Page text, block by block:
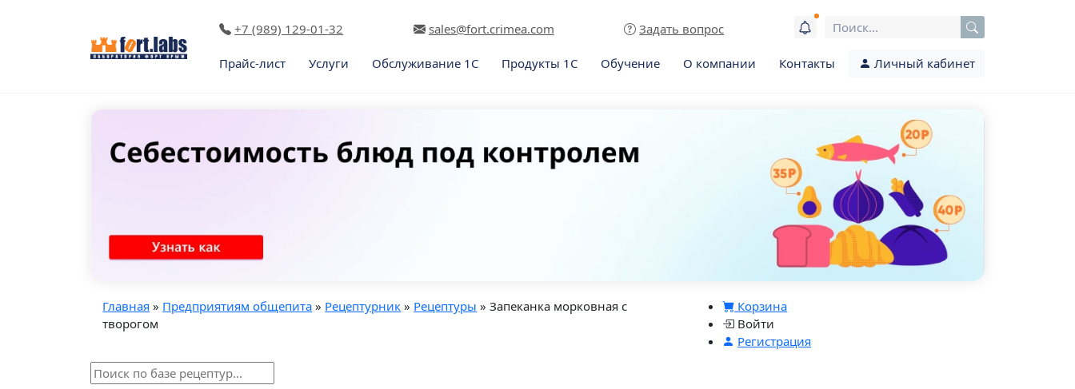
+7 (989) 129-01-32 sales@fort.crimea.com Задать вопрос
Прайс-лист Услуги Обслуживание 1С Продукты 1С Обучение О компании Контакты Личный кабинет
Главная » Предприятиям общепита » Рецептурник » Рецептуры » Запеканка морковная с
творогом
Корзина
Войти
Регистрация